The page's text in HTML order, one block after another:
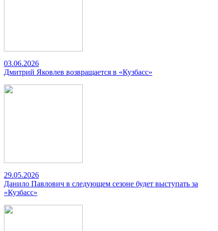
03.06.2026
Дмитрий Яковлев возвращается в «Кузбасс»
29.05.2026
Данило Павлович в следующем сезоне будет выступать за
«Кузбасс»